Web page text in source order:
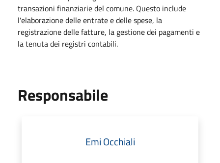
transazioni finanziarie del comune. Questo include
l'elaborazione delle entrate e delle spese, la
registrazione delle fatture, la gestione dei pagamenti e
la tenuta dei registri contabili.
Responsabile
Emi Occhiali